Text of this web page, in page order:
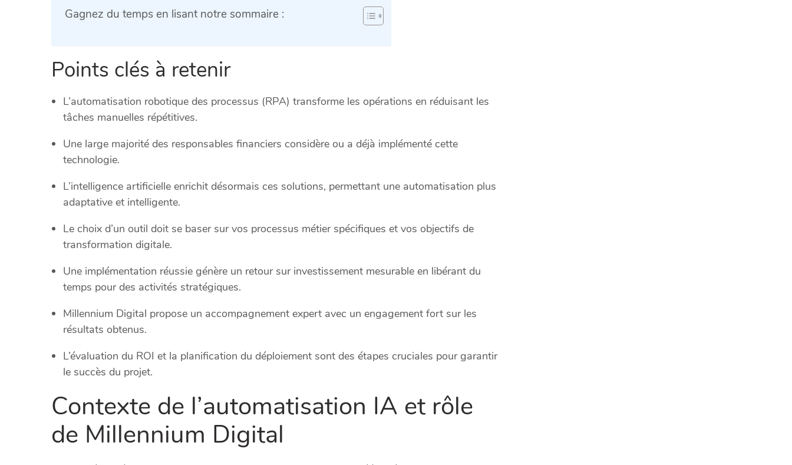
Gagnez du temps en lisant notre sommaire :
Points clés à retenir
L’automatisation robotique des processus (RPA) transforme les opérations en réduisant les
tâches manuelles répétitives.
Une large majorité des responsables financiers considère ou a déjà implémenté cette
technologie.
L’intelligence artificielle enrichit désormais ces solutions, permettant une automatisation plus
adaptative et intelligente.
Le choix d’un outil doit se baser sur vos processus métier spécifiques et vos objectifs de
transformation digitale.
Une implémentation réussie génère un retour sur investissement mesurable en libérant du
temps pour des activités stratégiques.
Millennium Digital propose un accompagnement expert avec un engagement fort sur les
résultats obtenus.
L’évaluation du ROI et la planification du déploiement sont des étapes cruciales pour garantir
le succès du projet.
Contexte de l’automatisation IA et rôle
de Millennium Digital